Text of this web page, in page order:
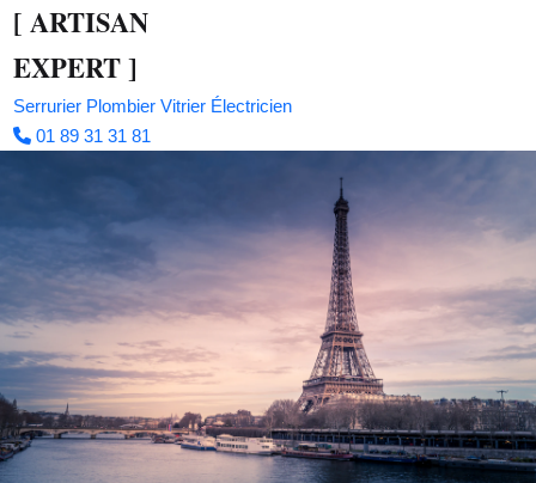
[ ARTISAN
EXPERT]
Serrurier Plombier Vitrier Électricien
01 89 31 31 81